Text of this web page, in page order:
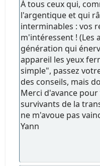
À tous ceux qui,
l'argentique et qui
interminables : vos
m'intéressent ! (Les
génération qui
appareil les yeux
simple", passez
des conseils, mais
Merci d'avance
survivants de la
ne m'avoue pas
Yann